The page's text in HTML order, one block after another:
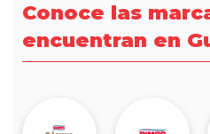
Conoce las
encuentran en